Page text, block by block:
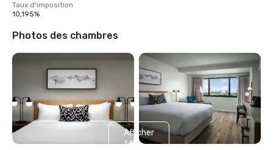
Taux d'imposition
10,195%
Photos des chambres
Afficher
14